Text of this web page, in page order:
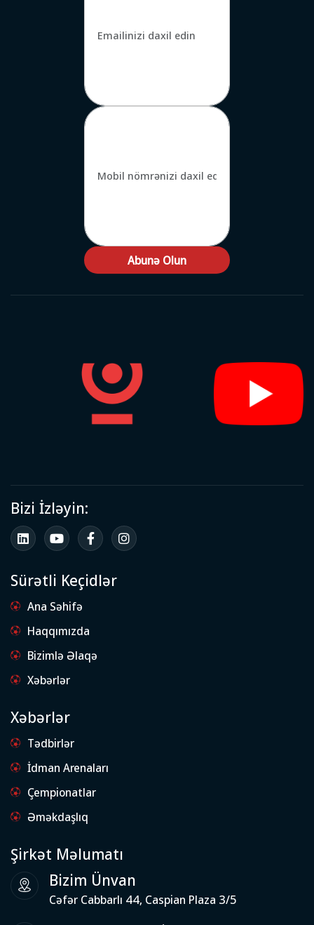
Abunə Olun
Bizi İzləyin:
Sürətli Keçidlər
Ana Səhifə
Haqqımızda
Bizimlə Əlaqə
Xəbərlər
Xəbərlər
Tədbirlər
İdman Arenaları
Çempionatlar
Əməkdaşlıq
Şirkət Məlumatı
Bizim Ünvan
Cəfər Cabbarlı 44, Caspian Plaza 3/5